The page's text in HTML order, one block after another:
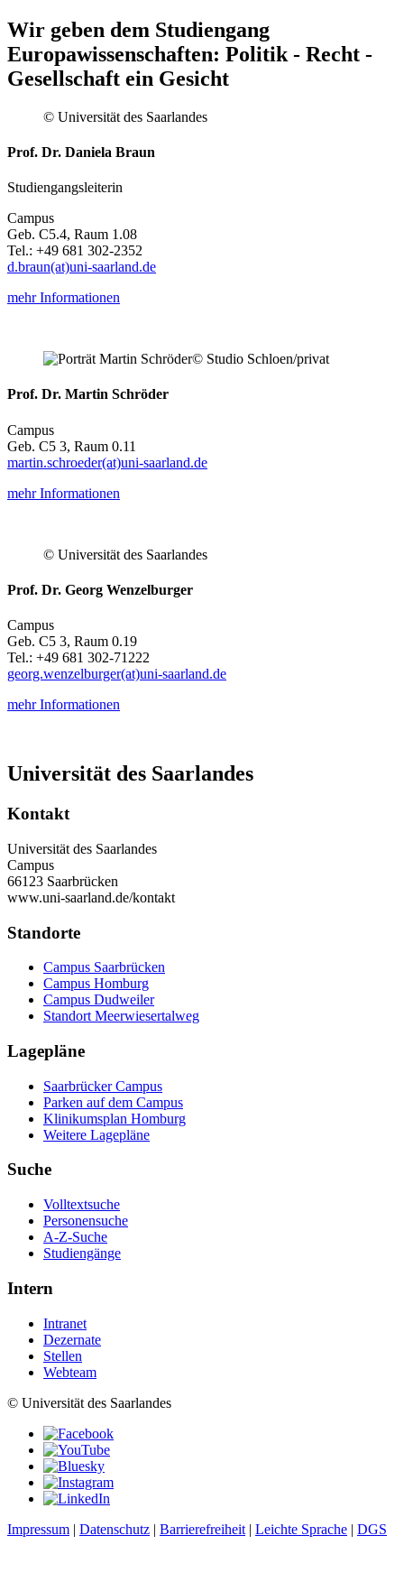
Wir geben dem Studiengang
Europawissenschaften: Politik - Recht -
Gesellschaft ein Gesicht
© Universität des Saarlandes
Prof. Dr. Daniela Braun
Studiengangsleiterin
Campus
Geb. C5.4, Raum 1.08
Tel.: +49 681 302-2352
d.braun(at)uni-saarland.de
mehr Informationen
© Studio Schloen/privat
Prof. Dr. Martin Schröder
Campus
Geb. C5 3, Raum 0.11
martin.schroeder(at)uni-saarland.de
mehr Informationen
© Universität des Saarlandes
Prof. Dr. Georg Wenzelburger
Campus
Geb. C5 3, Raum 0.19
Tel.: +49 681 302-71222
georg.wenzelburger(at)uni-saarland.de
mehr Informationen
Universität des Saarlandes
Kontakt
Universität des Saarlandes
Campus
66123 Saarbrücken
www.uni-saarland.de/kontakt
Standorte
Campus Saarbrücken
Campus Homburg
Campus Dudweiler
Standort Meerwiesertalweg
Lagepläne
Saarbrücker Campus
Parken auf dem Campus
Klinikumsplan Homburg
Weitere Lagepläne
Suche
Volltextsuche
Personensuche
A-Z-Suche
Studiengänge
Intern
Intranet
Dezernate
Stellen
Webteam
© Universität des Saarlandes
Impressum | Datenschutz | Barrierefreiheit | Leichte Sprache | DGS